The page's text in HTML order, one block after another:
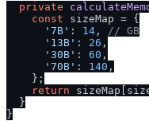
private
const sizeMap = {
'7B' : 14 , // GB
'13B' : 26 ,
'30B' : 60 ,
'70B' : 140 ,
    };
return
  }